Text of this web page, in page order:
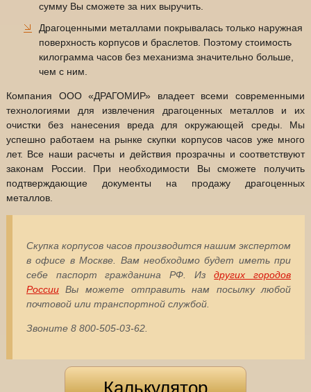
сумму Вы сможете за них выручить.
Драгоценными металлами покрывалась только наружная
поверхность корпусов и браслетов. Поэтому стоимость
килограмма часов без механизма значительно больше,
чем с ним.
Компания ООО «ДРАГОМИР» владеет всеми современными
технологиями для извлечения драгоценных металлов и их
очистки без нанесения вреда для окружающей среды. Мы
успешно работаем на рынке скупки корпусов часов уже много
лет. Все наши расчеты и действия прозрачны и соответствуют
законам России. При необходимости Вы сможете получить
подтверждающие документы на продажу драгоценных
металлов.
Скупка корпусов часов производится нашим экспертом
в офисе в Москве. Вам необходимо будет иметь при
себе паспорт гражданина РФ. Издругих городов
РоссииВы можете отправить нам посылку любой
почтовой или транспортной службой.
Звоните 8 800-505-03-62.